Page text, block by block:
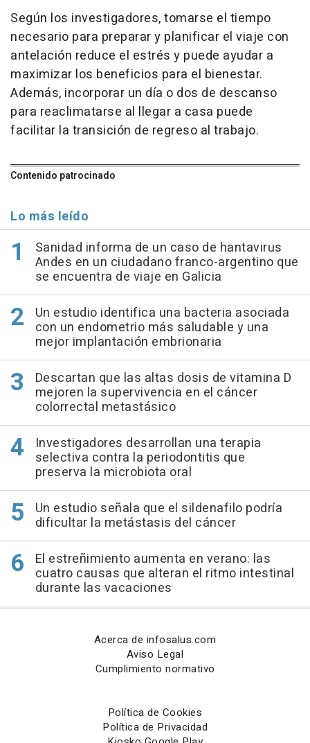
Según los investigadores, tomarse el tiempo
necesario para preparar y planificar el viaje con
antelación reduce el estrés y puede ayudar a
maximizar los beneficios para el bienestar.
Además, incorporar un día o dos de descanso
para reaclimatarse al llegar a casa puede
facilitar la transición de regreso al trabajo.
Contenido patrocinado
Lo más leído
Sanidad informa de un caso de hantavirus
Andes en un ciudadano franco-argentino que
se encuentra de viaje en Galicia
Un estudio identifica una bacteria asociada
con un endometrio más saludable y una
mejor implantación embrionaria
Descartan que las altas dosis de vitamina D
mejoren la supervivencia en el cáncer
colorrectal metastásico
Investigadores desarrollan una terapia
selectiva contra la periodontitis que
preserva la microbiota oral
Un estudio señala que el sildenafilo podría
dificultar la metástasis del cáncer
El estreñimiento aumenta en verano: las
cuatro causas que alteran el ritmo intestinal
durante las vacaciones
Acerca de infosalus.com
Aviso Legal
Cumplimiento normativo
Política de Cookies
Política de Privacidad